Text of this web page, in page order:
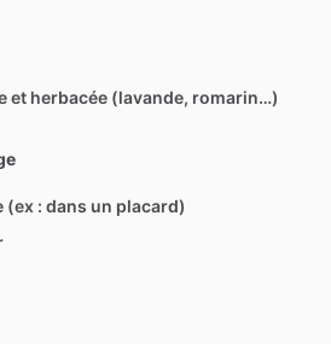
et herbacée (lavande, romarin…)
(ex : dans un placard)